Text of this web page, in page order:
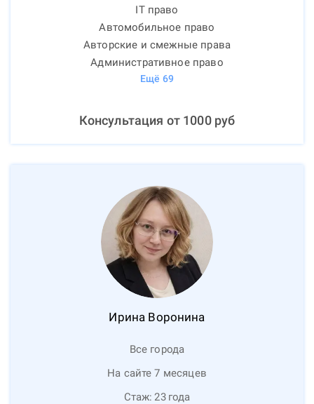
IT право
Автомобильное право
Авторские и смежные права
Административное право
Ещё 69
Консультация от 1000руб
Ирина Воронина
Все города
На сайте 7 месяцев
Стаж: 23 года